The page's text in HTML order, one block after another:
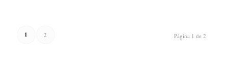
Página 1 de 2
1 2